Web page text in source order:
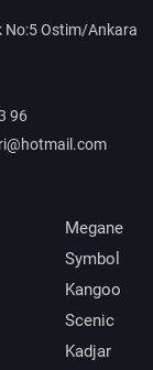
No:5 Ostim/Ankara
96
Megane
Symbol
Kangoo
Scenic
Kadjar